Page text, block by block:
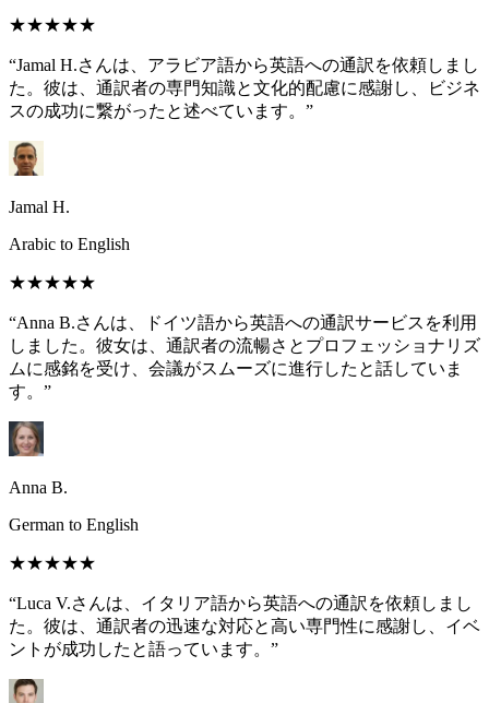
★★★★★
“Jamal H.さんは、アラビア語から英語への通訳を依頼しまし
た。彼は、通訳者の専門知識と文化的配慮に感謝し、ビジネ
スの成功に繋がったと述べています。”
Jamal H.
Arabic to English
★★★★★
“Anna B.さんは、ドイツ語から英語への通訳サービスを利用
しました。彼女は、通訳者の流暢さとプロフェッショナリズ
ムに感銘を受け、会議がスムーズに進行したと話していま
す。”
Anna B.
German to English
★★★★★
“Luca V.さんは、イタリア語から英語への通訳を依頼しまし
た。彼は、通訳者の迅速な対応と高い専門性に感謝し、イベ
ントが成功したと語っています。”